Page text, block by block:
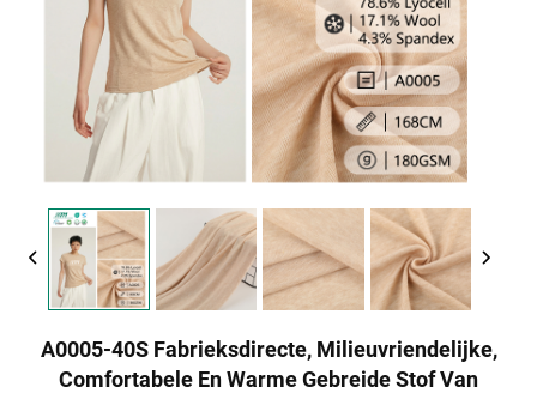
A0005-40S Fabrieksdirecte, Milieuvriendelijke,
Comfortabele En Warme Gebreide Stof Van